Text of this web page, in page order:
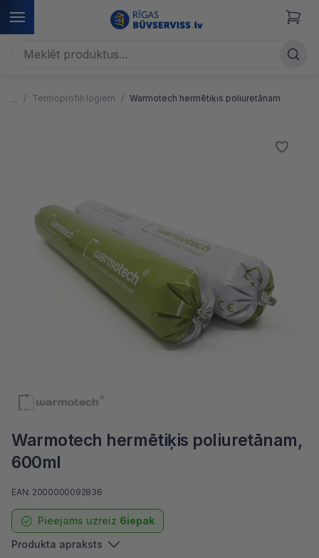
Termoprofili logiem Warmotech hermētiķis poliuretānam
Warmotech hermētiķis poliuretānam,
600ml
Pieejams uzreiz 6iepak
EAN: 2000000092836
Produkta apraksts